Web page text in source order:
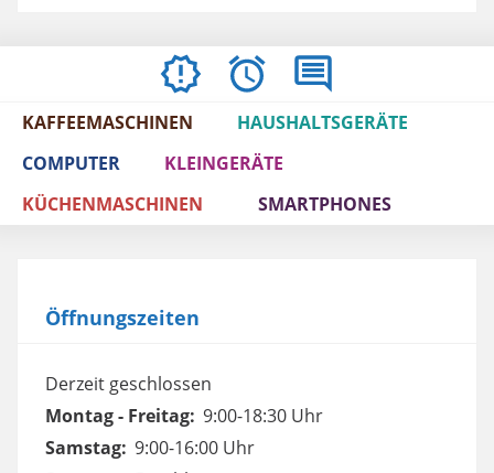
ÖFFNUNGSZEITEN
BEWERTUNGEN
IMPRESSUM
AGBS
KAFFEEMASCHINEN
HAUSHALTSGERÄTE
COMPUTER
KLEINGERÄTE
KÜCHENMASCHINEN
SMARTPHONES
Öffnungszeiten
Derzeit geschlossen
Montag - Freitag: 9:00-18:30 Uhr
Samstag: 9:00-16:00 Uhr